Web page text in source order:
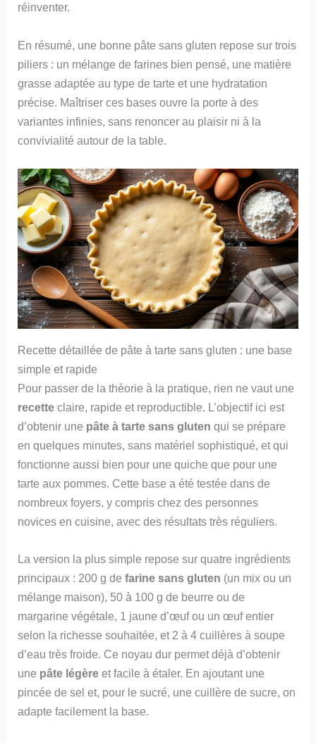
réinventer.
En résumé, une bonne pâte sans gluten repose sur trois
piliers : un mélange de farines bien pensé, une matière
grasse adaptée au type de tarte et une hydratation
précise. Maîtriser ces bases ouvre la porte à des
variantes infinies, sans renoncer au plaisir ni à la
convivialité autour de la table.
Recette détaillée de pâte à tarte sans gluten : une base
simple et rapide
Pour passer de la théorie à la pratique, rien ne vaut une
recette claire, rapide et reproductible. L’objectif ici est
d’obtenir une pâte à tarte sans gluten qui se prépare
en quelques minutes, sans matériel sophistiqué, et qui
fonctionne aussi bien pour une quiche que pour une
tarte aux pommes. Cette base a été testée dans de
nombreux foyers, y compris chez des personnes
novices en cuisine, avec des résultats très réguliers.
La version la plus simple repose sur quatre ingrédients
principaux : 200 g defarine sans gluten (un mix ou un
mélange maison), 50 à 100 g de beurre ou de
margarine végétale, 1 jaune d’œuf ou un œuf entier
selon la richesse souhaitée, et 2 à 4 cuillères à soupe
d’eau très froide. Ce noyau dur permet déjà d’obtenir
une pâte légère et facile à étaler. En ajoutant une
pincée de sel et, pour le sucré, une cuillère de sucre, on
adapte facilement la base.